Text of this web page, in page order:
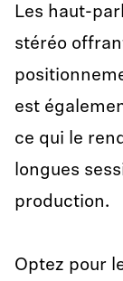
Les haut-
stéréo
est
ce qui le
longues
production.
Optez pour